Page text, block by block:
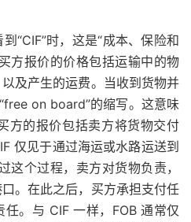
“CIF”时，这是“成本、保险和
方报价的价格包括运输中的物
及产生的运费。当收到货物并
on board”的缩写。这意味
方的报价包括卖方将货物交付
仅见于通过海运或水路运送到
这个过程，卖方对货物负责，
。在此之后，买方承担支付任
。与 CIF 一样，FOB 通常仅